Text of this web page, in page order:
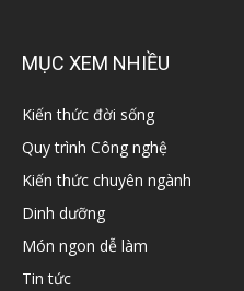
MỤC XEM NHIỀU
Kiến thức đời sống
Quy trình Công nghệ
Kiến thức chuyên ngành
Dinh dưỡng
Món ngon dễ làm
Tin tức